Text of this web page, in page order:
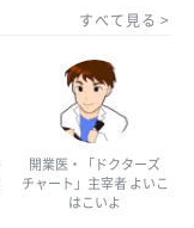
すべて見る
開業医・「ドクターズ
チャート」主宰者 よいこ
はこいよ